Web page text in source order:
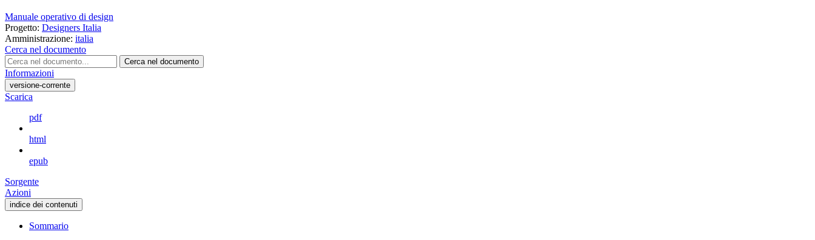
Manuale operativo di design
Progetto: Designers Italia
Amministrazione: italia
Cerca nel documento
Cerca nel documento
Informazioni
versione-corrente
Scarica
pdf
html
epub
Sorgente
Azioni
indice dei contenuti
Sommario